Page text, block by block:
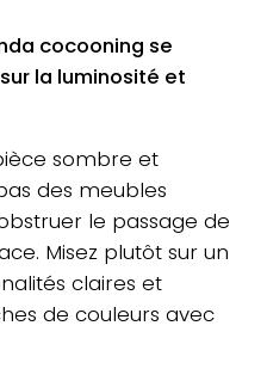
cocooning se
la luminosité et
sombre et
des meubles
le passage de
Misez plutôt sur un
claires et
de couleurs avec